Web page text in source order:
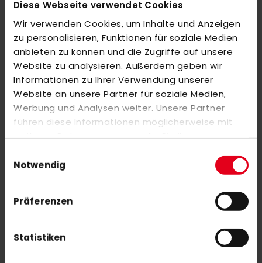
Diese Webseite verwendet Cookies
Wir verwenden Cookies, um Inhalte und Anzeigen
zu personalisieren, Funktionen für soziale Medien
anbieten zu können und die Zugriffe auf unsere
Website zu analysieren. Außerdem geben wir
Informationen zu Ihrer Verwendung unserer
Website an unsere Partner für soziale Medien,
Werbung und Analysen weiter. Unsere Partner
führen diese Informationen möglicherweise mit
weiteren Daten zusammen, die Sie ihnen
Nutzung der Dienste gesammelt haben.
Notwendig
Präferenzen
Statistiken
MEHR INFORMATIONEN
BEWERTUNGEN
ÄHNLICHE PRODUKTE
Markieren Sie die Artikel, um Sie dem Warenkorb hinzuzufügen
oderAlle auswählen
adidas ALPHASKIN Bra Padded
adidas Padel Backpack MULTIGAME black/blue